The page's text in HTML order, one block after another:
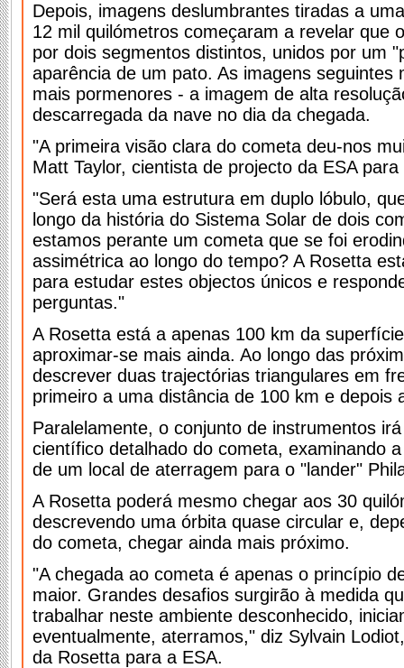
Depois, imagens deslumbrantes tiradas a
12 mil quilómetros começaram a revelar que
por dois segmentos distintos, unidos por um
aparência de um pato. As imagens seguintes
mais pormenores - a imagem de alta
descarregada da nave no dia da chegada.
"A primeira visão clara do cometa deu-nos
Matt Taylor, cientista de projecto da ESA
"Será esta uma estrutura em duplo lóbulo,
longo da história do Sistema Solar de dois
estamos perante um cometa que se foi
assimétrica ao longo do tempo? A Rosetta
para estudar estes objectos únicos e
perguntas."
A Rosetta está a apenas 100 km da
aproximar-se mais ainda. Ao longo das
descrever duas trajectórias triangulares em
primeiro a uma distância de 100 km e depois
Paralelamente, o conjunto de instrumentos
científico detalhado do cometa, examinando
de um local de aterragem para o "lander"
A Rosetta poderá mesmo chegar aos 30
descrevendo uma órbita quase circular e,
do cometa, chegar ainda mais próximo.
"A chegada ao cometa é apenas o princípio
maior. Grandes desafios surgirão à medida
trabalhar neste ambiente desconhecido,
eventualmente, aterramos," diz Sylvain
da Rosetta para a ESA.